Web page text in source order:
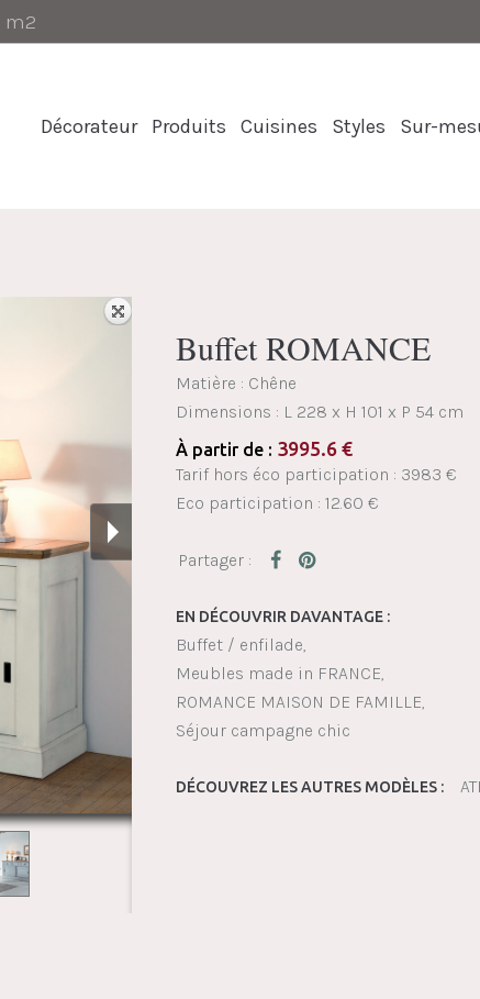
m2
Décorateur Produits Cuisines Styles Sur-
Buffet ROMANCE
Matière : Chêne
Dimensions : L 228 x H 101 x P 54 cm
À partir de : 3995.6 €
Tarif hors éco participation : 3983 €
Eco participation : 12.60 €
EN DÉCOUVRIR DAVANTAGE :
Buffet / enfilade
Meubles made in FRANCE
ROMANCE MAISON DE FAMILLE
Séjour campagne chic
DÉCOUVREZ LES AUTRES MODÈLES :